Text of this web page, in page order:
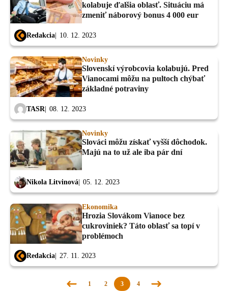
kolabuje ďalšia oblasť. Situáciu má
zmeniť náborový bonus 4 000 eur
Redakcia 10. 12. 2023
Novinky
Slovenskí výrobcovia kolabujú. Pred
Vianocami môžu na pultoch chýbať
základné potraviny
TASR 08. 12. 2023
Novinky
Slováci môžu získať vyšší dôchodok.
Majú na to už ale iba pár dní
Nikola Litvinová 05. 12. 2023
Ekonomika
Hrozia Slovákom Vianoce bez
cukroviniek? Táto oblasť sa topí v
problémoch
Redakcia 27. 11. 2023
Predchádzajúca
1 2 3 4
Nasledujúca